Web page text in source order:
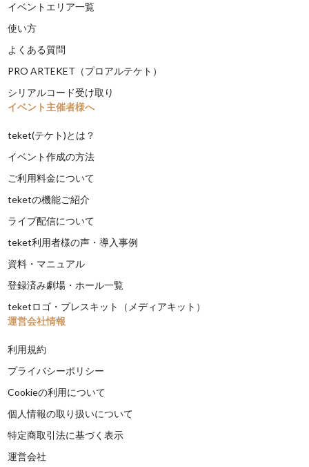
イベントエリア一覧
使い方
よくある質問
PRO ARTEKET（プロアルテケト）
シリアルコード受け取り
イベント主催者様へ
teket(テケト)とは？
イベント作成の方法
ご利用料金について
teketの機能ご紹介
ライブ配信について
teket利用者様の声・導入事例
資料・マニュアル
登録済み劇場・ホール一覧
teketロゴ・プレスキット（メディアキット）
運営会社情報
利用規約
プライバシーポリシー
Cookieの利用について
個人情報の取り扱いについて
特定商取引法に基づく表示
運営会社